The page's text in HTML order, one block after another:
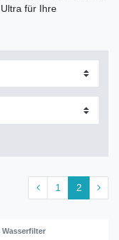
für Ihre
1 2
Wasserfilter